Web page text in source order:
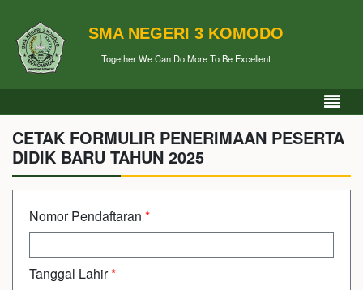
SMA NEGERI 3 KOMODO
Together We Can Do More To Be Excellent
CETAK FORMULIR PENERIMAAN PESERTA
DIDIK BARU TAHUN 2025
Nomor Pendaftaran *
Tanggal Lahir*